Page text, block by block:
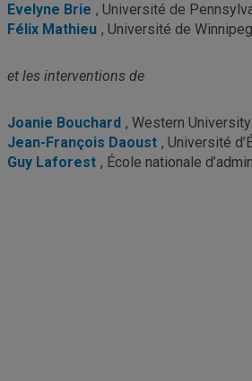
Evelyne Brie , Université de
Félix Mathieu , Université de Winnipeg
et les interventions de
Joanie Bouchard , Western University
Jean-François Daoust , Université
Guy Laforest , École nationale